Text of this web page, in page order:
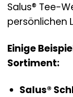
Salus® Tee-
persönlichen
Einige
Sortiment:
Salus®